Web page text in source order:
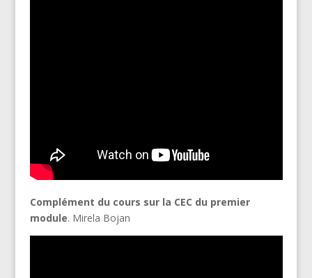
Complément du cours sur la CEC du premier
module. Mirela Bojan